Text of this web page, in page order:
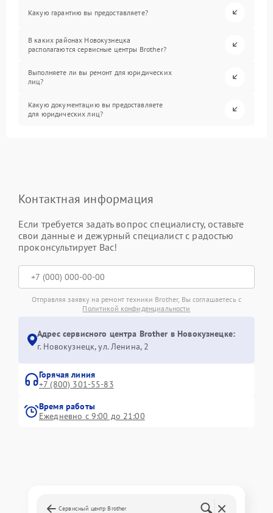
Какую гарантию вы предоставляете?
В каких районах Новокузнецка
располагаются сервисные центры Brother?
Выполняете ли вы ремонт для юридических
лиц?
Какую документацию вы предоставляете
для юридических лиц?
Контактная информация
Если требуется задать вопрос специалисту, оставьте
свои данные и дежурный специалист с радостью
проконсультирует Вас!
Отправляя заявку на ремонт техники Brother, Вы соглашаетесь с
Политикой конфиденциальности
Адрес сервисного центра Brother в Новокузнецке:
г. Новокузнецк, ул. Ленина, 2
Горячая линия
+7 (800) 301-55-83
Время работы
Ежедневно с 9:00 до 21:00
Сервисный центр Brother